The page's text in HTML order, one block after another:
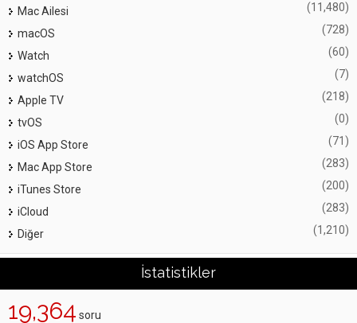
Mac Ailesi (11,480)
macOS (728)
Watch (60)
watchOS (7)
Apple TV (218)
tvOS (0)
iOS App Store (71)
Mac App Store (283)
iTunes Store (200)
iCloud (283)
Diğer (1,210)
İstatistikler
19,364 soru